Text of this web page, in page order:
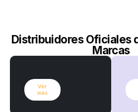
Distribuidores Oficiales
Marcas
Ver
más